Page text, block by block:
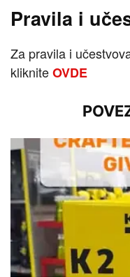
Pravila i
Za pravila i
klikniteOVDE